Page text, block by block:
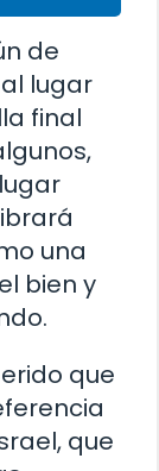
de
lugar
final
una
bien y
que
que